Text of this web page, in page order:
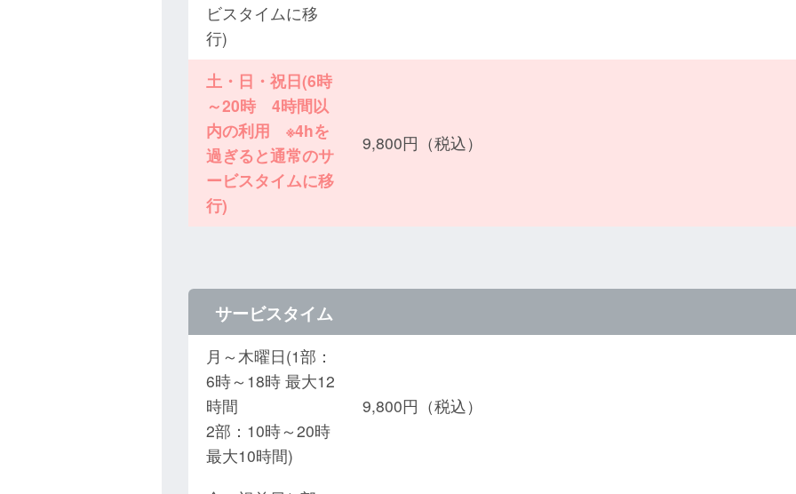
ビスタイムに移
行)
土・日・祝日(6時
～20時 4時間以
内の利用 ※4hを
過ぎると通常のサ
ービスタイムに移
行)
9,800円（税込）
サービスタイム
月～木曜日(1部：
6時～18時 最大12
時間
2部：10時～20時
最大10時間)
9,800円（税込）